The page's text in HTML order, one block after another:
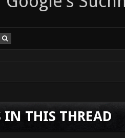
IN THIS THREAD